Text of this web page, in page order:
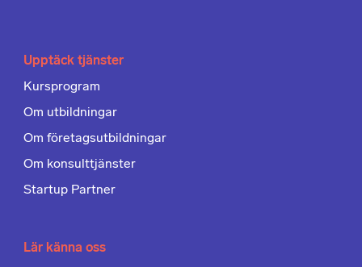
Upptäck tjänster
Kursprogram
Om utbildningar
Om företagsutbildningar
Om konsulttjänster
Startup Partner
Lär känna oss